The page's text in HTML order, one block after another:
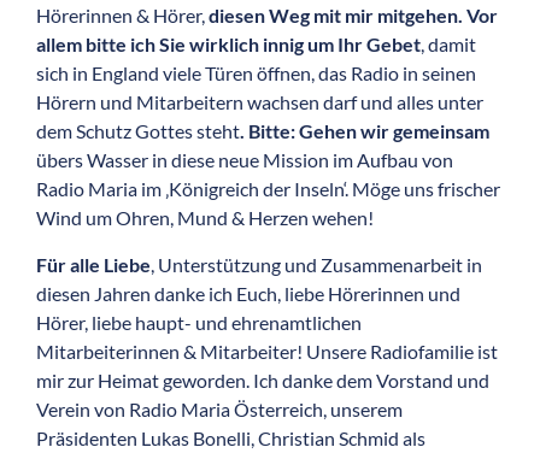
Hörerinnen & Hörer,diesen Weg mit mir mitgehen. Vor
allem bitte ich Sie wirklich innig um Ihr Gebet, damit
sich in England viele Türen öffnen, das Radio in seinen
Hörern und Mitarbeitern wachsen darf und alles unter
dem Schutz Gottes steht. Bitte: Gehen wir gemeinsam
übers Wasser in diese neue Mission im Aufbau von
Radio Maria im ‚Königreich der Inseln‘. Möge uns frischer
Wind um Ohren, Mund & Herzen wehen!
Für alle Liebe , Unterstützung und Zusammenarbeit in
diesen Jahren danke ich Euch, liebe Hörerinnen und
Hörer, liebe haupt- und ehrenamtlichen
Mitarbeiterinnen & Mitarbeiter! Unsere Radiofamilie ist
mir zur Heimat geworden. Ich danke dem Vorstand und
Verein von Radio Maria Österreich, unserem
Präsidenten Lukas Bonelli, Christian Schmid als